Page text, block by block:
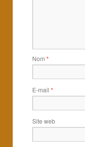
Nom *
E-mail *
Site web